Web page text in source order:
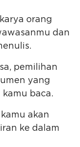
orang
dan
pemilihan
yang
baca.
akan
ke dalam